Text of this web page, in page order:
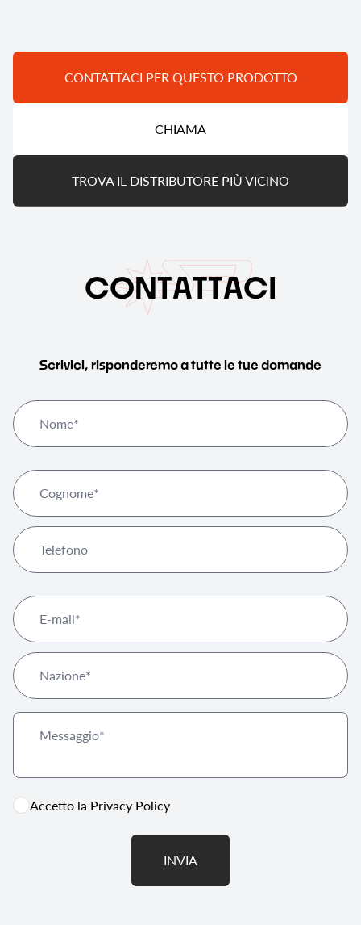
CONTATTACI PER QUESTO PRODOTTO
CHIAMA
TROVA IL DISTRIBUTORE PIÙ VICINO
CONTATTACI
Scrivici, risponderemo a tutte le tue domande
Accetto la Privacy Policy
INVIA